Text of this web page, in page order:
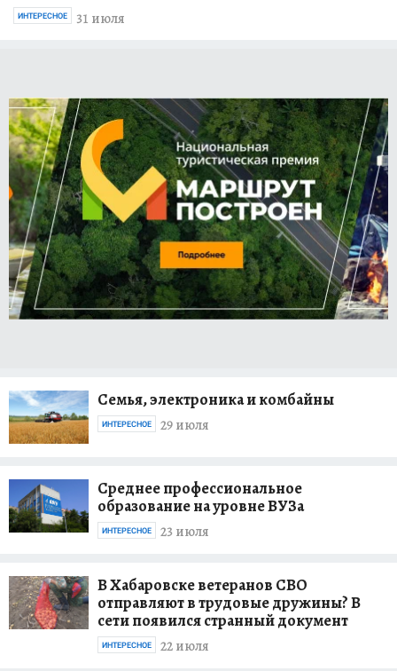
31 июля
ИНТЕРЕСНОЕ
Семья, электроника и комбайны
29 июля
ИНТЕРЕСНОЕ
Среднее профессиональное
образование на уровне ВУЗа
23 июля
ИНТЕРЕСНОЕ
В Хабаровске ветеранов СВО
отправляют в трудовые дружины? В
сети появился странный документ
22 июля
ИНТЕРЕСНОЕ